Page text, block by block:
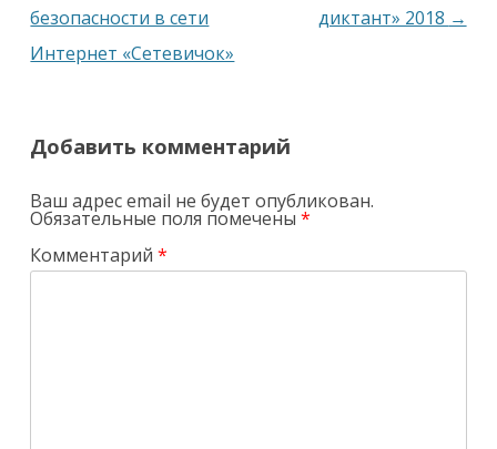
по
записям
безопасности в сети
Интернет «Сетевичок»
диктант» 2018 →
Добавить комментарий
Ваш адрес email не будет опубликован.
Обязательные поля помечены*
Комментарий*